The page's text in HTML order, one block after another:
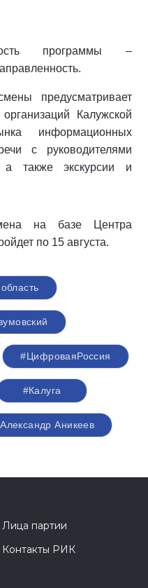
программы –
предусматривает
Калужской
информационных
с руководителями
а также экскурсии и
на базе Центра
по 15 августа.
#ЦифроваяРоссия
#Калуга
Аникеев
Лица партии
Контакты РИК